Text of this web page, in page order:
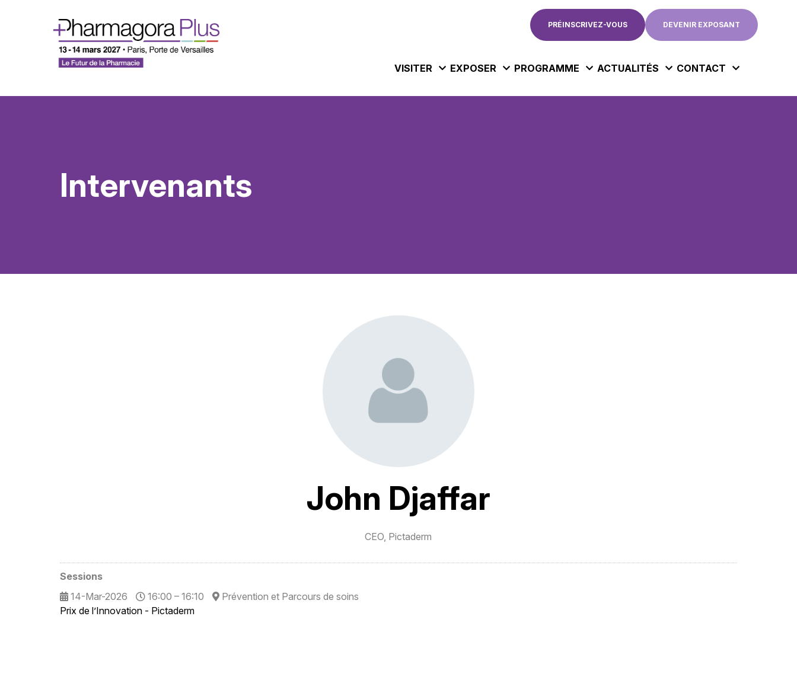
PRÉINSCRIVEZ-VOUS DEVENIR EXPOSANT
VISITER EXPOSER PROGRAMME ACTUALITÉS CONTACT
Intervenants
John Djaffar
CEO, Pictaderm
Sessions
14-Mar-2026
16:00 – 16:10
Prévention et Parcours de soins
Prix de l’Innovation - Pictaderm